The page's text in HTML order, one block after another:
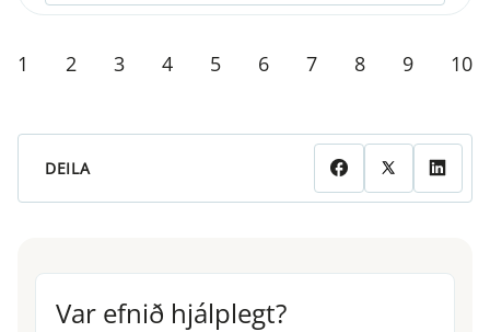
1 2 3 4 5 6 7 8 9 10
DEILA
Var efnið hjálplegt?
Var efnið hjálplegt?